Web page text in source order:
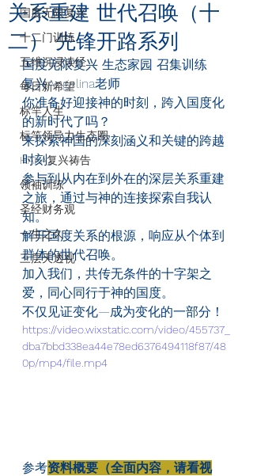
国度无限复兴
十二门训练
五维沉浸读经
每日新希望
标竿人生
标竿领导力生态圈
HAKA复兴祷告
领袖训练
圣经财务观
一生之久
三层天透视
关系重建 世代召唤（十
二） 先锋开路系列
国度无限复兴 生态家园 召集训练
复兴Angelina老师
你准备好迎接神的时刻，跨入国度化
的新时代了吗？
来探索神国的深刻涵义和关键的跨越
时刻。
参与到从内在到外在的深层关系重建
之旅，通过与神的连接探索自我认
知。
解开国度关系的根源，响应从个体到
群体的世代召唤。
加入我们，共传无条件的十字架之
爱，同心同行于神的国度。
不仅见证变化—成为变化的一部分！
https://video.wixstatic.com/video/455737_
dba7bbd338ea44e78ed6376494118f87/48
0p/mp4/file.mp4
参考资料概要（全面内容，请看视